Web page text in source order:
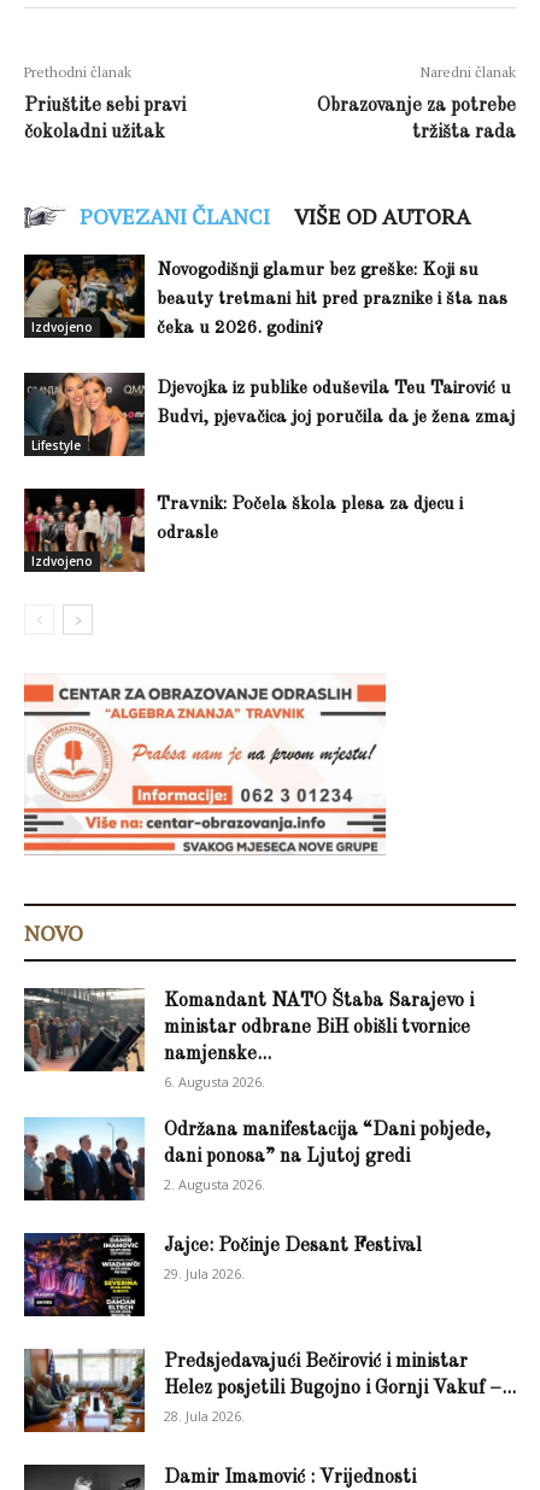
Prethodni članak
Priuštite sebi pravi
čokoladni užitak
Naredni članak
Obrazovanje za potrebe
tržišta rada
POVEZANI ČLANCI VIŠE OD AUTORA
Izdvojeno
Novogodišnji glamur bez greške: Koji su
beauty tretmani hit pred praznike i šta nas
čeka u 2026. godini?
Lifestyle
Djevojka iz publike oduševila Teu Tairović u
Budvi, pjevačica joj poručila da je žena zmaj
Izdvojeno
Travnik: Počela škola plesa za djecu i
odrasle
NOVO
Komandant NATO Štaba Sarajevo i
ministar odbrane BiH obišli tvornice
namjenske...
6. Augusta 2026.
Održana manifestacija “Dani pobjede,
dani ponosa” na Ljutoj gredi
2. Augusta 2026.
Jajce: Počinje Desant Festival
29. Jula 2026.
Predsjedavajući Bečirović i ministar
Helez posjetili Bugojno i Gornji Vakuf –...
28. Jula 2026.
Damir Imamović : Vrijednosti